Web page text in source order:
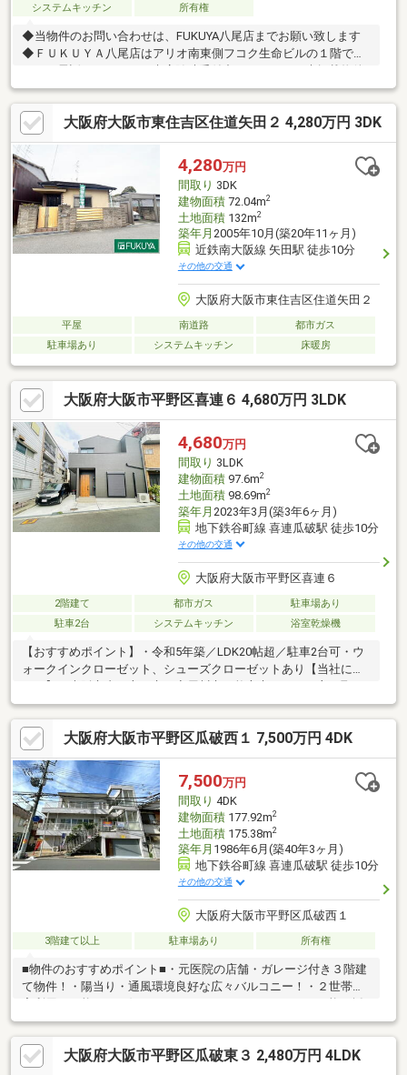
システムキッチン
所有権
◆当物件のお問い合わせは、FUKUYA八尾店までお願い致します
◆ＦＵＫＵＹＡ八尾店はアリオ南東側フコク生命ビルの１階で
す。お電話、メール、ご来店随時受付中です。ネット未掲載物件
やこれから売り出し予定の情報も豊富にございますのでまずはご
希望条件をお聞かせください。ご来店お待ちしております。
大阪府大阪市東住吉区住道矢田２ 4,280万円 3DK
4,280万円
間取り 3DK
建物面積72.04m2
土地面積132m2
築年月 2005年10月(築20年11ヶ月)
近鉄南大阪線 矢田駅 徒歩10分
その他の交通
大阪府大阪市東住吉区住道矢田２
平屋 南道路
都市ガス
駐車場あり
システムキッチン 床暖房
大阪府大阪市平野区喜連６ 4,680万円 3LDK
4,680万円
間取り 3LDK
建物面積97.6m2
土地面積98.69m2
築年月 2023年3月(築3年6ヶ月)
地下鉄谷町線 喜連瓜破駅 徒歩10分
その他の交通
大阪府大阪市平野区喜連６
2階建て 都市ガス
駐車場あり
駐車2台
システムキッチン 浴室乾燥機
【おすすめポイント】・令和5年築／LDK20帖超／駐車2台可・ウ
ォークインクローゼット、シューズクローゼットあり【当社につ
いて】・大阪市内／守口市／寝屋川市／枚方市エリアを主に取り
扱っております。・FP相談承っております！・不動産に関係がな
くても大丈夫です！なんでもご相談ください！（無料）・お客様
のライフスタイルに合わせた接客が得意です♪・お電話以外にも、
メール、SMS、LINEなど柔軟にご対応いたします！・気さくでと
っても話しやすいスタッフが揃っていますので、初めて不動産を
ご検討の方でもご安心ください♪【お問い合わせ→0120-125-445／
06-6809-5445】
大阪府大阪市平野区瓜破西１ 7,500万円 4DK
7,500万円
間取り 4DK
建物面積177.92m2
土地面積175.38m2
築年月 1986年6月(築40年3ヶ月)
地下鉄谷町線 喜連瓜破駅 徒歩10分
その他の交通
大阪府大阪市平野区瓜破西１
3階建て以上 駐車場あり 所有権
■物件のおすすめポイント■・元医院の店舗・ガレージ付き３階建
て物件！・陽当り・通風環境良好な広々バルコニー！・２世帯住
光度の高い明るい室内環境・スーパーが徒歩１分の距離で日々の
買い物も便利な立地！■周辺施設案内■・スーパーサンコー瓜破
店：約70ｍ（徒歩1分）・ローソン住道矢田五丁目店：約400ｍ
大阪府大阪市平野区瓜破東３ 2,480万円 4LDK